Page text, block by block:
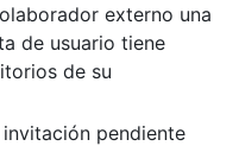
externo una
de usuario tiene
de su
pendiente